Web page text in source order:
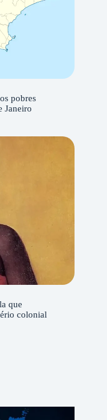
pobres
Janeiro
que
colonial